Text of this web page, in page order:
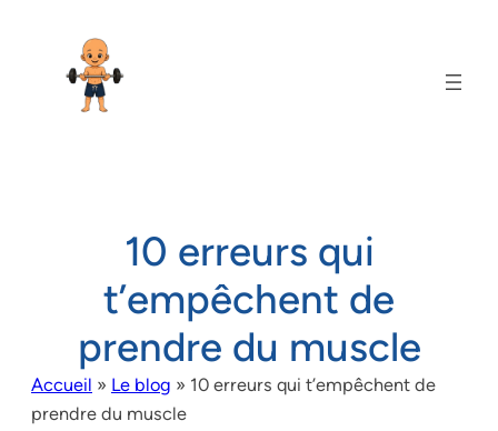
10 erreurs qui
t’empêchent de
prendre du muscle
Accueil » Le blog » 10 erreurs qui t’empêchent de
prendre du muscle